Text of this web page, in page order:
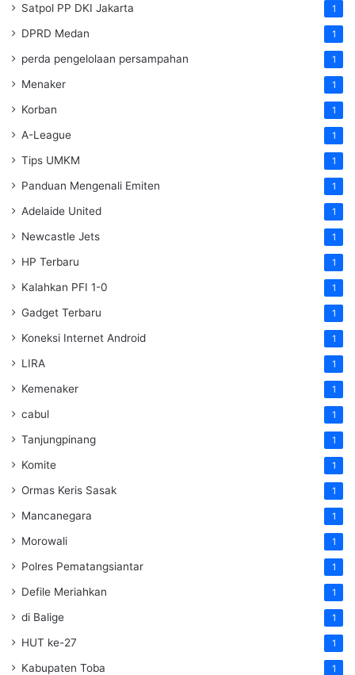
Satpol PP DKI Jakarta 1
DPRD Medan 1
perda pengelolaan persampahan 1
Menaker 1
Korban 1
A-League 1
Tips UMKM 1
Panduan Mengenali Emiten 1
Adelaide United 1
Newcastle Jets 1
HP Terbaru 1
Kalahkan PFI 1-0 1
Gadget Terbaru 1
Koneksi Internet Android 1
LIRA 1
Kemenaker 1
cabul 1
Tanjungpinang 1
Komite 1
Ormas Keris Sasak 1
Mancanegara 1
Morowali 1
Polres Pematangsiantar 1
Defile Meriahkan 1
di Balige 1
HUT ke-27 1
Kabupaten Toba 1